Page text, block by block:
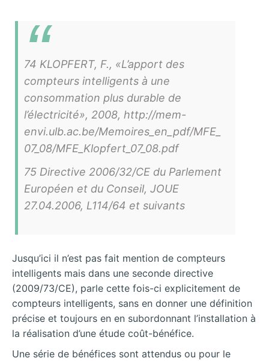
74 KLOPFERT, F., «L’apport des
compteurs intelligents à une
consommation plus durable de
l’électricité», 2008, http://mem-
envi.ulb.ac.be/Memoires_en_pdf/MFE_
07_08/MFE_Klopfert_07_08.pdf
75 Directive 2006/32/CE du Parlement
Européen et du Conseil, JOUE
27.04.2006, L114/64 et suivants
Jusqu’ici il n’est pas fait mention de compteurs
intelligents mais dans une seconde directive
(2009/73/CE), parle cette fois-ci explicitement de
compteurs intelligents, sans en donner une définition
précise et toujours en en subordonnant l’installation à
la réalisation d’une étude coût-bénéfice.
Une série de bénéfices sont attendus ou pour le